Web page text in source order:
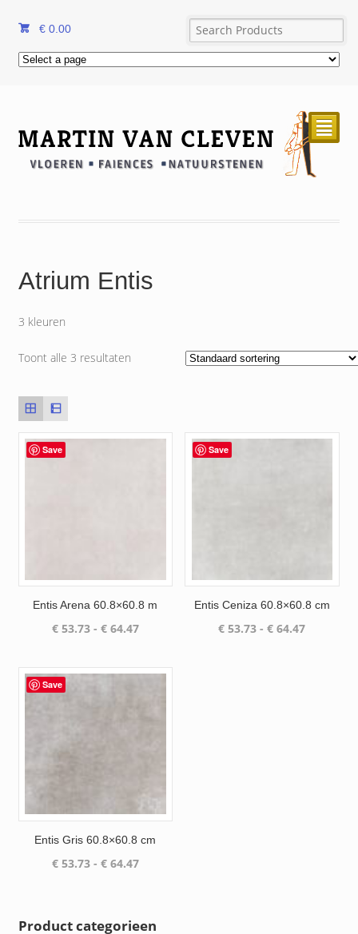
€ 0.00
²
Atrium Entis
3 kleuren
Toont alle 3 resultaten
Save
Entis Arena 60.8×60.8 m
€53.73 - €64.47Prijsklasse:
Save
Entis Ceniza 60.8×60.8 cm
€ 53.73 - € 64.47
Save
Entis Gris 60.8×60.8 cm
€53.73 - €64.47Prijsklasse:
Product categorieen